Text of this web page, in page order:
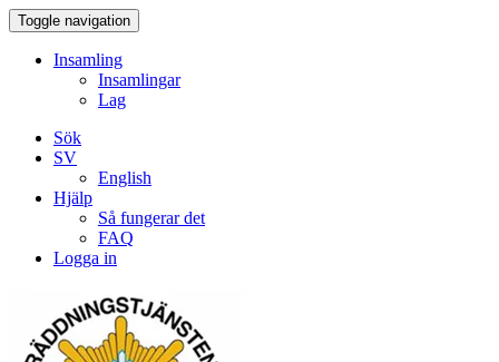
Toggle navigation
Insamling
Insamlingar
Lag
Sök
SV
English
Hjälp
Så fungerar det
FAQ
Logga in